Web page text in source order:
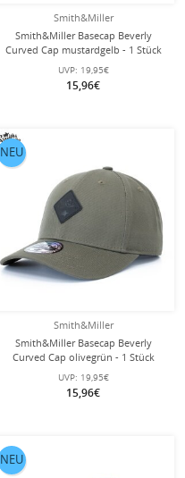
Smith&Miller
Smith&Miller Basecap Beverly
Curved Cap mustardgelb - 1 Stück
UVP: 19,95€
15,96€
Smith&Miller
Smith&Miller Basecap Beverly
Curved Cap olivegrün - 1 Stück
UVP: 19,95€
15,96€
NEU
NEU